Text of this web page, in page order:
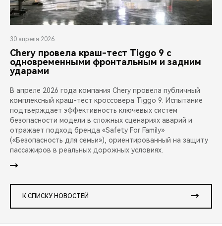
30 апреля 2026
Chery провела краш-тест Tiggo 9 с
одновременными фронтальным и задним
ударами
В апреле 2026 года компания Chery провела публичный
комплексный краш-тест кроссовера Tiggo 9. Испытание
подтверждает эффективность ключевых систем
безопасности модели в сложных сценариях аварий и
отражает подход бренда «Safety For Family»
(«Безопасность для семьи»), ориентированный на защиту
пассажиров в реальных дорожных условиях.
К СПИСКУ НОВОСТЕЙ